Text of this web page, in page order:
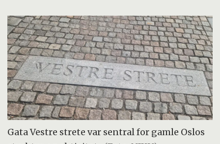
Gata Vestre strete var sentral for gamle Oslos